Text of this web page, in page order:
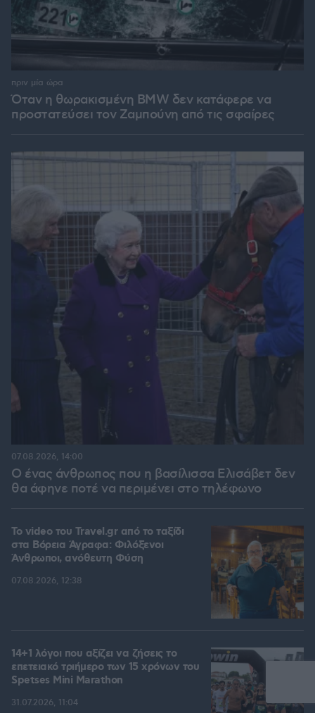
Όταν η θωρακισμένη BMW δεν κατάφερε να
προστατεύσει τον Ζαμπούνη από τις σφαίρες
πριν μία ώρα
Ο ένας άνθρωπος που η βασίλισσα Ελισάβετ δεν
θα άφηνε ποτέ να περιμένει στο τηλέφωνο
07.08.2026, 14:00
To video του Travel.gr από το ταξίδι
στα Βόρεια Άγραφα: Φιλόξενοι
Άνθρωποι, ανόθευτη Φύση
07.08.2026, 12:38
14+1 λόγοι που αξίζει να ζήσεις το
επετειακό τριήμερο των 15 χρόνων του
Spetses Mini Marathon
31.07.2026, 11:04